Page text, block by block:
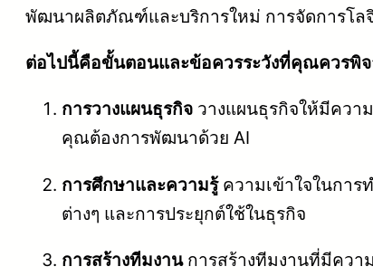
พัฒนาผลิตภัณฑ์และบริการใหม่ การจัดการโล
ต่อไปนี้คือขั้นตอนและข้อควรระวังที่คุณควรพิจ
การวางแผนธุรกิจ วางแผนธุรกิจให้มีควา
คุณต้องการพัฒนาด้วย AI
การศึกษาและความรู้ความเข้าใจในการ
ต่างๆ และการประยุกต์ใช้ในธุรกิจ
การสร้างทีมงานการสร้างทีมงานที่มีควา